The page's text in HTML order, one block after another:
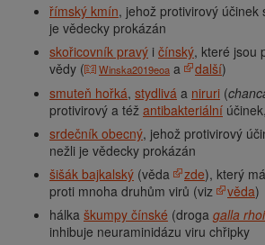
římský kmín, jehož protivirový
je vědecky prokázán
skořicovník pravý i čínský, které jsou
vědy (
Winska2019eoa a další)
smuteň hořká, stydlivá a niruri (
protivirový a též antibakteriální
srdečník obecný, jehož protivirový
nežli je vědecky prokázán
šišák bajkalský (věda zde), který
proti mnoha druhům virů (viz
věda)
hálka škumpy čínské (droga galla
inhibuje neuraminidázu viru chřipky